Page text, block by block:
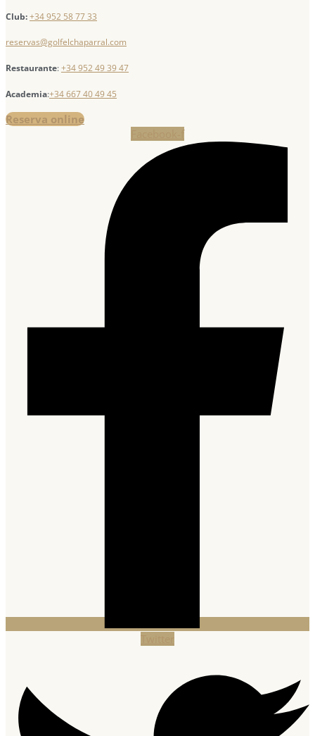
Club:+34 952 58 77 33
reservas@golfelchaparral.com
Restaurante:+34 952 49 39 47
Academia:+34 667 40 49 45
Reserva online